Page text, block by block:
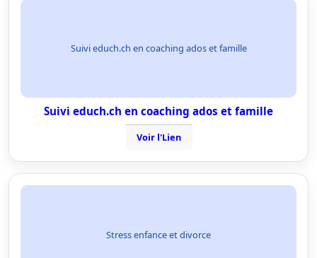
Suivi educh.ch en coaching ados et famille
Suivi educh.ch en coaching ados et famille
Voir l'Lien
Stress enfance et divorce